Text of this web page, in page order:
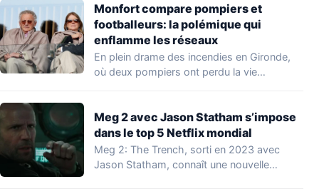
Monfort compare pompiers et
footballeurs: la polémique qui
enflamme les réseaux
En plein drame des incendies en Gironde,
où deux pompiers ont perdu la vie…
Meg 2 avec Jason Statham s’impose
dans le top 5 Netflix mondial
Meg 2: The Trench, sorti en 2023 avec
Jason Statham, connaît une nouvelle